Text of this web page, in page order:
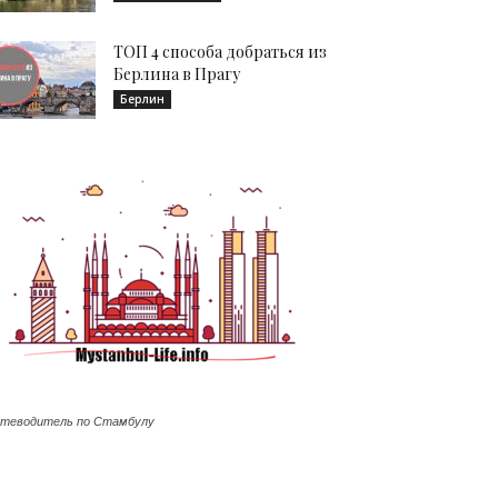
ТОП 4 способа добраться из
Берлина в Прагу
Берлин
по Стамбулу